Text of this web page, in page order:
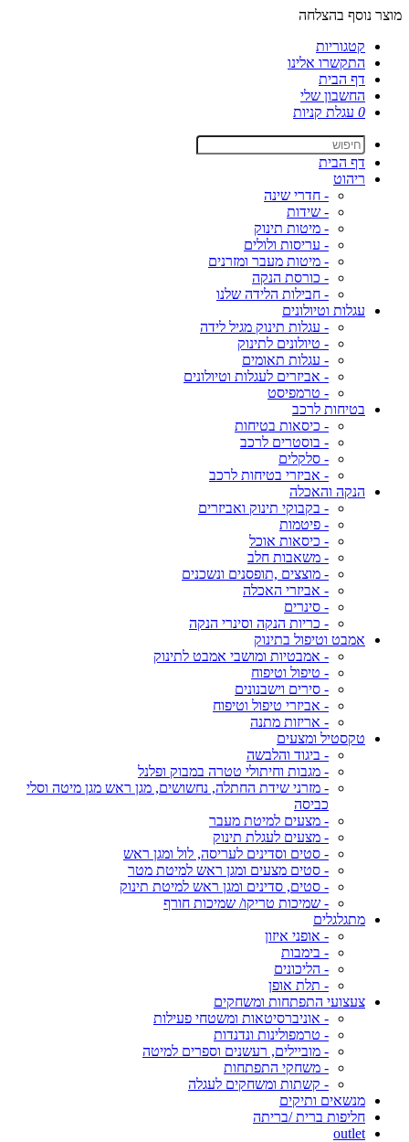
מוצר נוסף בהצלחה
קטגוריות
התקשרו אלינו
דף הבית
החשבון שלי
0 עגלת קניות
דף הבית
ריהוט
- חדרי שינה
- שידות
- מיטות תינוק
- עריסות ולולים
- מיטות מעבר ומזרנים
- כורסת הנקה
- חבילות הלידה שלנו
עגלות וטיולונים
- עגלות תינוק מגיל לידה
- טיולונים לתינוק
- עגלות תאומים
- אביזרים לעגלות וטיולונים
- טרמפיסט
בטיחות לרכב
- כיסאות בטיחות
- בוסטרים לרכב
- סלקלים
- אביזרי בטיחות לרכב
הנקה והאכלה
- בקבוקי תינוק ואביזרים
- פיטמות
- כיסאות אוכל
- משאבות חלב
- מוצצים ,תופסנים ונשכנים
- אביזרי האכלה
- סינרים
- כריות הנקה וסינרי הנקה
אמבט וטיפול בתינוק
- אמבטיות ומושבי אמבט לתינוק
- טיפול וטיפוח
- סירים וישבנונים
- אביזרי טיפול וטיפוח
- אריזות מתנה
טקסטיל ומצעים
- ביגוד והלבשה
- מגבות וחיתולי טטרה במבוק ופלנל
- מזרני שידת החתלה, נחשושים, מגן ראש מגן מיטה וסלי
כביסה
- מצעים למיטת מעבר
- מצעים לעגלת תינוק
- סטים וסדינים לעריסה, לול ומגן ראש
- סטים מצעים ומגן ראש למיטת מטר
- סטים, סדינים ומגן ראש למיטת תינוק
- שמיכות טריקו/ שמיכות חורף
מתגלגלים
- אופני איזון
- בימבות
- הליכונים
- תלת אופן
צעצועי התפתחות ומשחקים
- אוניברסיטאות ומשטחי פעילות
- טרמפולינות ונדנדות
- מוביילים, רעשנים וספרים למיטה
- משחקי התפתחות
- קשתות ומשחקים לעגלה
מנשאים ותיקים
חליפות ברית /בריתה
outlet